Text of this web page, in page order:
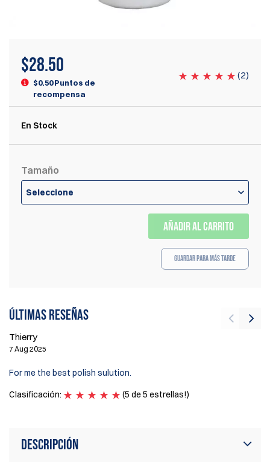
$28.50
$0.50 Puntos de
recompensa
(2)
En Stock
Tamaño
Seleccione
AÑADIR AL CARRITO
Guardar para más tarde
Últimas reseñas
Thierry
7 Aug 2025
For me the best polish sulution.
Clasificación:
(5 de 5 estrellas!)
Descripción